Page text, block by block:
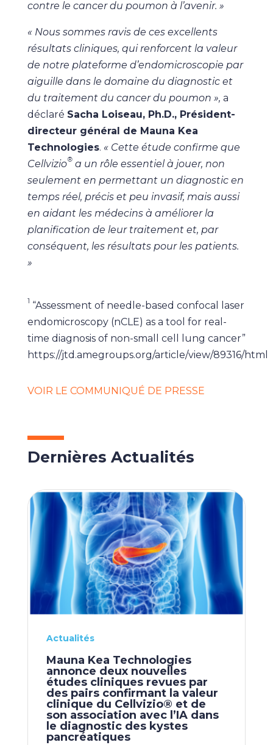
contre le cancer du poumon à l’avenir. »
« Nous sommes ravis de ces excellents
résultats cliniques, qui renforcent la valeur
de notre plateforme d’endomicroscopie par
aiguille dans le domaine du diagnostic et
du traitement du cancer du poumon », a
déclaré Sacha Loiseau, Ph.D., Président-
directeur général de Mauna Kea
Technologies. « Cette étude confirme que
Cellvizio®a un rôle essentiel à jouer, non
seulement en permettant un diagnostic en
temps réel, précis et peu invasif, mais aussi
en aidant les médecins à améliorer la
planification de leur traitement et, par
conséquent, les résultats pour les patients.
»
1 “Assessment of needle-based confocal laser
endomicroscopy (nCLE) as a tool for real-
time diagnosis of non-small cell lung cancer”
https://jtd.amegroups.org/article/view/89316/html
VOIR LE COMMUNIQUÉ DE PRESSE
Dernières Actualités
Actualités
Mauna Kea Technologies
annonce deux nouvelles
études cliniques revues par
des pairs confirmant la valeur
clinique du Cellvizio® et de
son association avec l’IA dans
le diagnostic des kystes
pancréatiques